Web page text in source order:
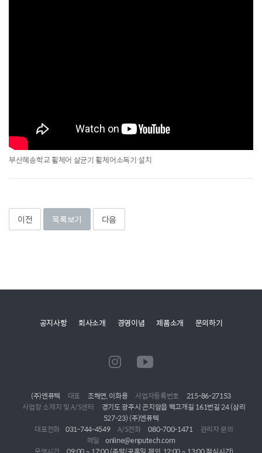
부산혜송학교 휠체어 살균기 휠체어소독기 설치
이전 목록보기 다음
공지사항 회사소개 경영이념 제품소개 문의하기
(주)엔퓨텍 대표 조해연, 이화용 사업자등록번호
215-86-27153
사업장 소재지 및 A/S센터
경기도 광주시 곤지암읍 백고개길 161번길 24 (삼리
527-23) (주)엔퓨텍
대표전화 031-744-4549 A/S전화 080-700-1471
관리자 문의
메일
online@enputech.com